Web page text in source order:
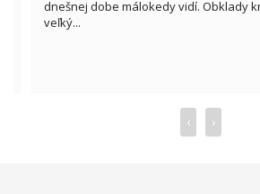
dnešnej dobe málokedy vidí. Obklady
veľký...
‹ ›